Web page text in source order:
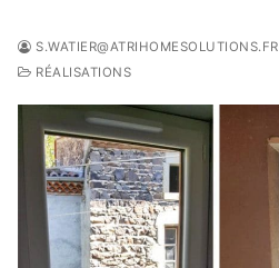
S.WATIER@ATRIHOMESOLUTIONS.FR
RÉALISATIONS